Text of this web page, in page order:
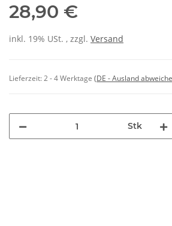
28,90 €
inkl. 19% USt. , zzgl. Versand
Lieferzeit:2 - 4 Werktage (DE - Ausland
Stk